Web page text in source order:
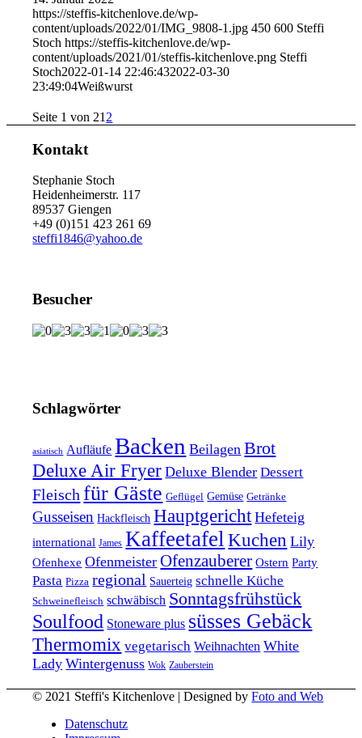
https://steffis-kitchenlove.de/wp-
content/uploads/2022/01/IMG_9808-1.jpg 450 600 Steffi
Stoch https://steffis-kitchenlove.de/wp-
content/uploads/2021/01/steffis-kitchenlove.png Steffi
Stoch2022-01-14 22:46:432022-03-30
23:49:04Weißwurst
Seite 1 von 21 2
Kontakt
Stephanie Stoch
Heidenheimerstr. 117
89537 Giengen
+49 (0)151 423 261 69
steffi1846@yahoo.de
Besucher
Schlagwörter
asiatisch Aufläufe Backen Beilagen Brot
Deluxe Air Fryer Deluxe Blender Dessert
Fleisch für Gäste Geflügel Gemüse Getränke
Gusseisen Hackfleisch Hauptgericht Hefeteig
international James Kaffeetafel Kuchen Lily
Ofenhexe Ofenmeister Ofenzauberer Ostern Party
Pasta Pizza regional Sauerteig schnelle Küche
Schweinefleisch schwäbisch Sonntagsfrühstück
Soulfood Stoneware plus süsses Gebäck
Thermomix vegetarisch Weihnachten White
Lady Wintergenuss Wok Zauberstein
© 2021 Steffi's Kitchenlove | Designed byFoto and Web
Datenschutz